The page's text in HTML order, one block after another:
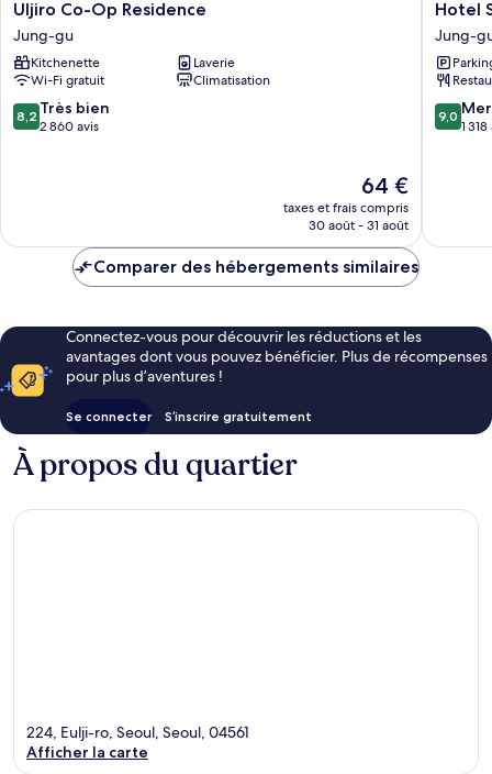
Uljiro
Co-
Op
Residence
Jung-
gu
Uljiro Co-Op Residence
Jung-gu
Kitchenette
Laverie
Wi-Fi gratuit
Climatisation
8.2
sur
8,2 Très bien
2 860 avis
Le
nouveau
prix
de
64 €
taxes et frais compris
30 août - 31 août
Hotel
Skypark
Jung-
gu
Hotel
Jung-
9.0
sur
9,0
1
Comparer des hébergements similaires
Connectez-vous pour découvrir les réductions et les
avantages dont vous pouvez bénéficier. Plus de récompenses
pour plus d’aventures !
Se connecter S’inscrire gratuitement
À propos du quartier
224, Eulji-ro, Seoul, Seoul, 04561
Afficher la carte